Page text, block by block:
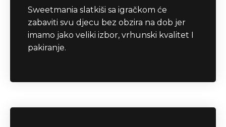
Sweetmania slatkiši sa igračkom će
zabaviti svu djecu bez obzira na dob jer
imamo jako veliki izbor, vrhunski kvalitet I
pakiranje.